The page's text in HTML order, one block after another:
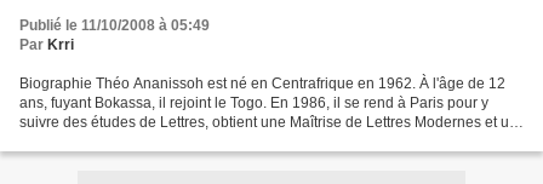
Publié le 11/10/2008 à 05:49
Par Krri
Biographie Théo Ananissoh est né en Centrafrique en 1962. À l'âge de 12
ans, fuyant Bokassa, il rejoint le Togo. En 1986, il se rend à Paris pour y
suivre des études de Lettres, obtient une Maîtrise de Lettres Modernes et un